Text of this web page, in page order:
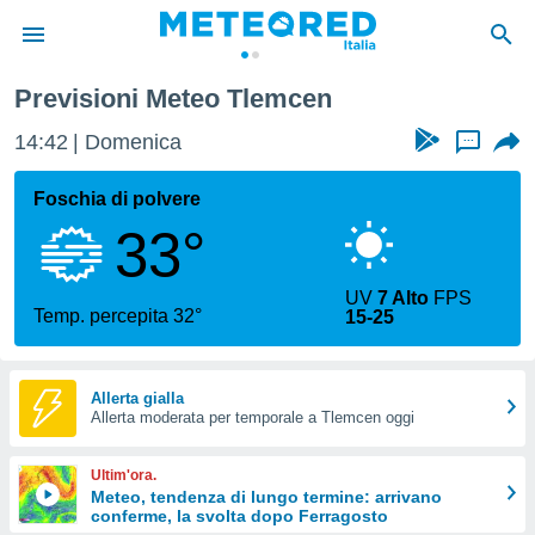
di
per
le
di
Web
le
Previsioni Meteo Tlemcen
14:42 Domenica ...
Foschia di polvere
33°
Temp. percepita 32°
UV7 Alto FPS
15-25
Allerta gialla
Allerta moderata per temporale a Tlemcen oggi
Ultim'ora.
Meteo, tendenza di lungo termine: arrivano
conferme, la svolta dopo Ferragosto